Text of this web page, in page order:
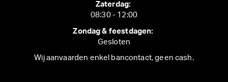
Zaterdag:
08:30 - 12:00
Zondag & feestdagen:
Gesloten
Wij aanvaarden enkel bancontact, geen cash.